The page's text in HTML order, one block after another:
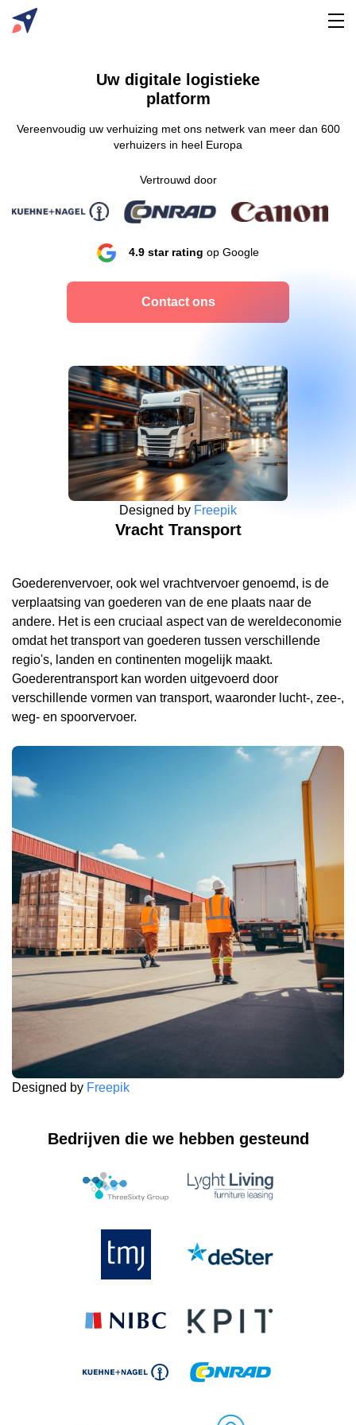
Uw digitale logistieke
platform
Vereenvoudig uw verhuizing met ons netwerk van meer dan 600
verhuizers in heel Europa
Vertrouwd door
4.9 star rating op Google
Contact ons
Designed by Freepik
Vracht Transport
Goederenvervoer, ook wel vrachtvervoer genoemd, is de
verplaatsing van goederen van de ene plaats naar de
andere. Het is een cruciaal aspect van de wereldeconomie
omdat het transport van goederen tussen verschillende
regio's, landen en continenten mogelijk maakt.
Goederentransport kan worden uitgevoerd door
verschillende vormen van transport, waaronder lucht-, zee-,
weg- en spoorvervoer.
Designed by Freepik
Bedrijven die we hebben gesteund